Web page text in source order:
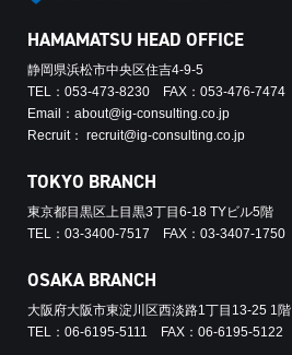
HAMAMATSU HEAD OFFICE
静岡県浜松市中央区住吉4-9-5
TEL：053-473-8230 FAX：053-476-7474
Email：about@ig-consulting.co.jp
Recruit： recruit@ig-consulting.co.jp
TOKYO BRANCH
東京都目黒区上目黒3丁目6-18 TYビル5階
TEL：03-3400-7517 FAX：03-3407-1750
OSAKA BRANCH
大阪府大阪市東淀川区西淡路1丁目13-25 1階
TEL：06-6195-5111 FAX：06-6195-5122